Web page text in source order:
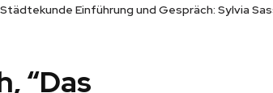
Einführung und Gespräch: Sylvia
“Das